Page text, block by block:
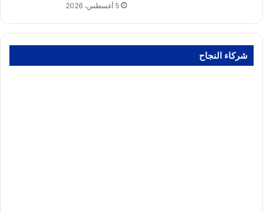
5 أغسطس، 2026
شركاء النجاح